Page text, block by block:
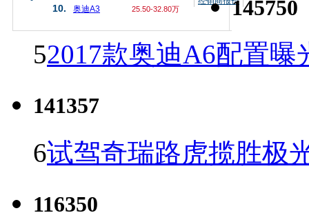
10. 奥迪A3 25.50-32.80万 145750
52017款奥迪A6配置曝
141357
6试驾奇瑞路虎揽胜极
116350